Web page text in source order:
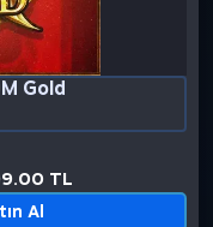
Gold Bar
TL
Al